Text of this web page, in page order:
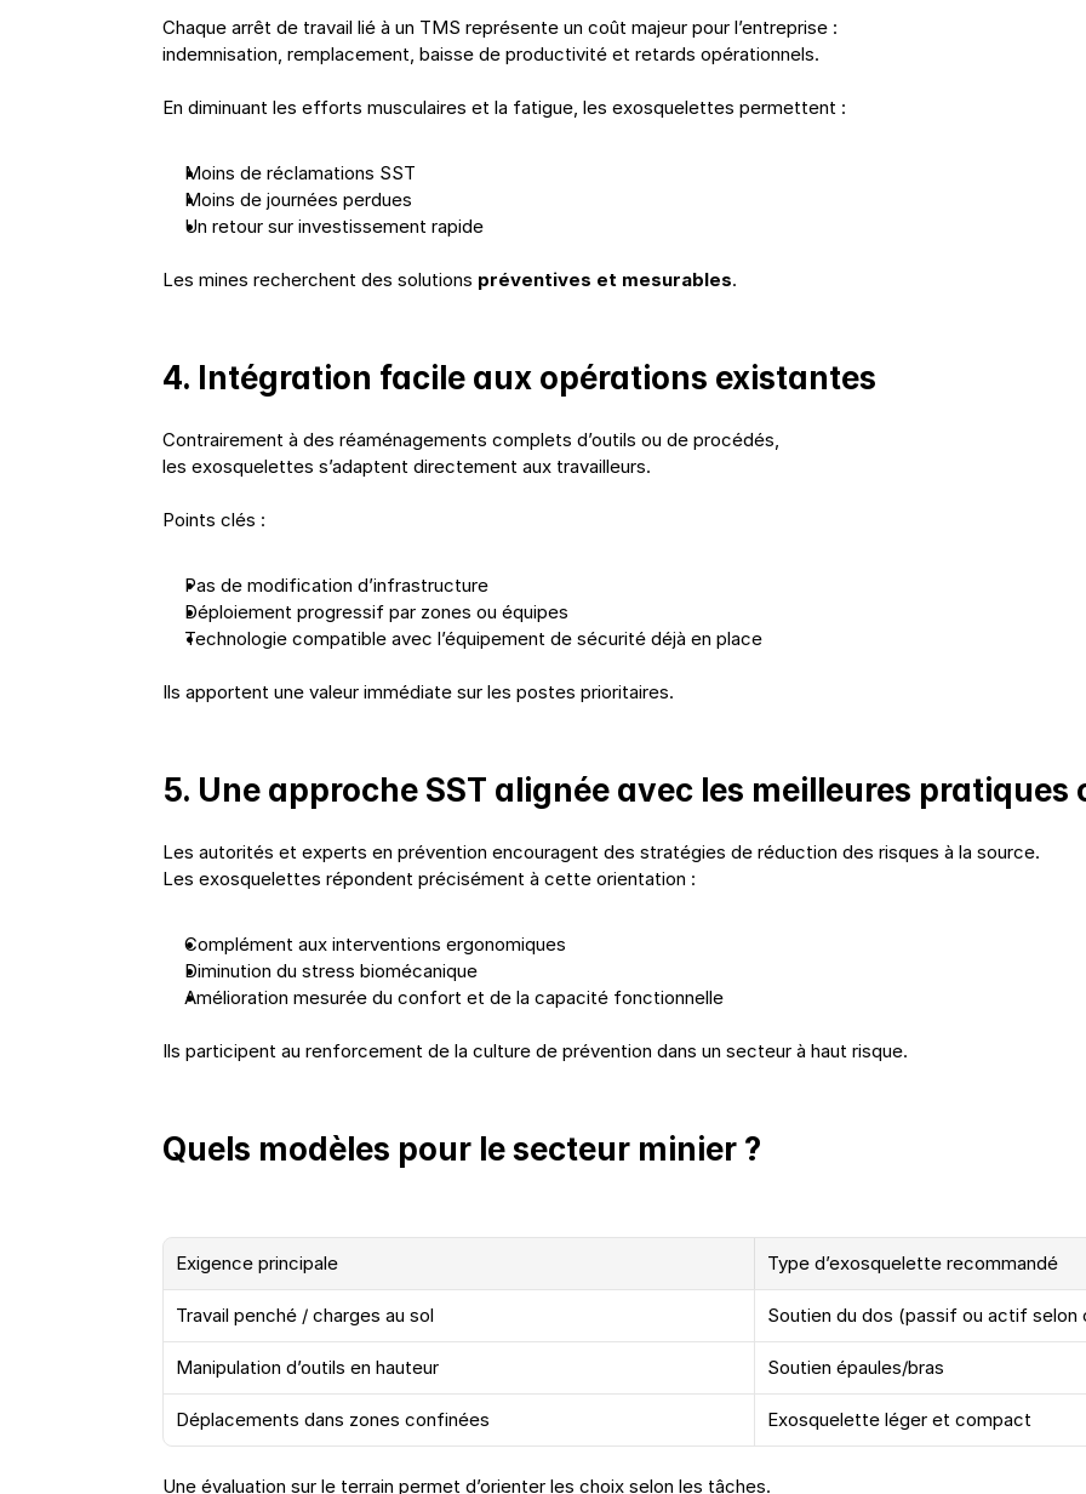
Chaque arrêt de travail lié à un TMS représente un coût majeur pour l’entreprise :
indemnisation, remplacement, baisse de productivité et retards opérationnels.
En diminuant les efforts musculaires et la fatigue, les exosquelettes permettent :
Moins de réclamations SST
Moins de journées perdues
Un retour sur investissement rapide
Les mines recherchent des solutions préventives et mesurables.
4. Intégration facile aux opérations existantes
Contrairement à des réaménagements complets d’outils ou de procédés,
les exosquelettes s’adaptent directement aux travailleurs.
Points clés :
Pas de modification d’infrastructure
Déploiement progressif par zones ou équipes
Technologie compatible avec l’équipement de sécurité déjà en place
Ils apportent une valeur immédiate sur les postes prioritaires.
5. Une approche SST alignée avec les meilleures
Les autorités et experts en prévention encouragent des stratégies de réduction des risques à la source.
Les exosquelettes répondent précisément à cette orientation :
Complément aux interventions ergonomiques
Diminution du stress biomécanique
Amélioration mesurée du confort et de la capacité fonctionnelle
Ils participent au renforcement de la culture de prévention dans un secteur à haut risque.
Quels modèles pour le secteur minier ?
Exigence principale Type d’exosquelette recommandé
Travail penché / charges au sol Soutien du dos (passif ou actif selon
Manipulation d’outils en hauteur Soutien épaules/bras
Déplacements dans zones confinées Exosquelette léger et compact
Une évaluation sur le terrain permet d’orienter les choix selon les tâches.